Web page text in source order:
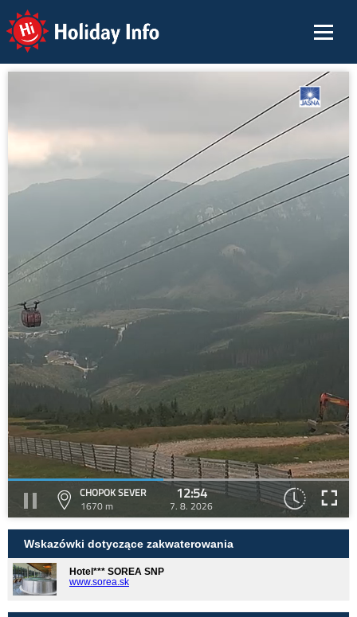
Holiday Info
CHOPOK SEVER
1670 m
12:54
7. 8. 2026
Wskazówki dotyczące zakwaterowania
Hotel*** SOREA SNP
www.sorea.sk